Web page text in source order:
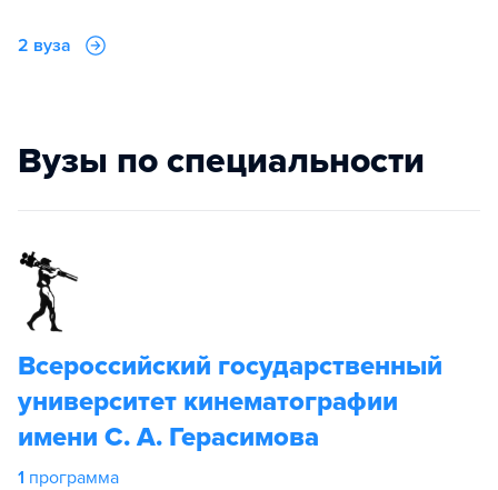
2 вуза
Вузы по специальности
Всероссийский государственный
университет кинематографии
имени С. А. Герасимова
1 программа